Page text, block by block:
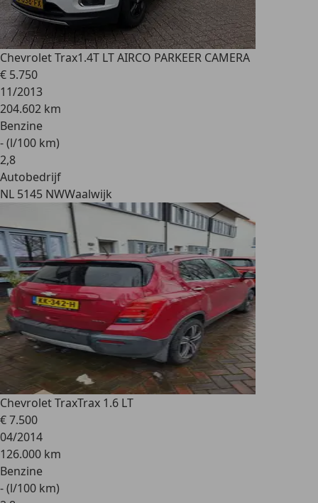
Chevrolet Trax1.4T LT AIRCO PARKEER CAMERA
€ 5.750
11/2013
204.602 km
Benzine
- (l/100 km)
2,8
Autobedrijf
NL 5145 NWWaalwijk
Chevrolet TraxTrax 1.6 LT
€ 7.500
04/2014
126.000 km
Benzine
- (l/100 km)